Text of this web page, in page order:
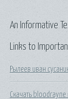
Links to
Рылеев иван
Скачать
An Informative